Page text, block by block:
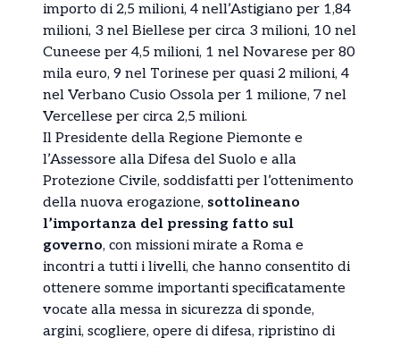
importo di 2,5 milioni, 4 nell’Astigiano per 1,84
milioni, 3 nel Biellese per circa 3 milioni, 10 nel
Cuneese per 4,5 milioni, 1 nel Novarese per 80
mila euro, 9 nel Torinese per quasi 2 milioni, 4
nel Verbano Cusio Ossola per 1 milione, 7 nel
Vercellese per circa 2,5 milioni.
Il Presidente della Regione Piemonte e
l’Assessore alla Difesa del Suolo e alla
Protezione Civile, soddisfatti per l’ottenimento
della nuova erogazione, sottolineano
l’importanza del pressing fatto sul
governo, con missioni mirate a Roma e
incontri a tutti i livelli, che hanno consentito di
ottenere somme importanti specificatamente
vocate alla messa in sicurezza di sponde,
argini, scogliere, opere di difesa, ripristino di